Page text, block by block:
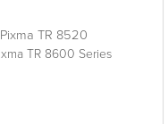
Pixma TR 8520